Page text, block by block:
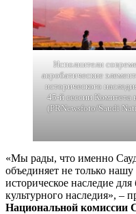
Исполнители
акробатические
исторического
45-й сессии
(PRNewsfoto/Saudi
«Мы рады, что именно
объединяет не только
историческое наследие
культурного наследия», –
Национальной комиссии